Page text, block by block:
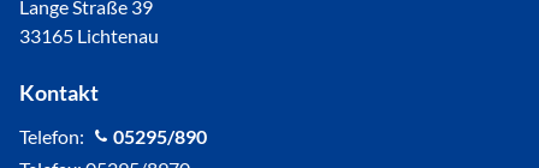
Lange Straße 39
33165 Lichtenau
Kontakt
Telefon:
05295/890